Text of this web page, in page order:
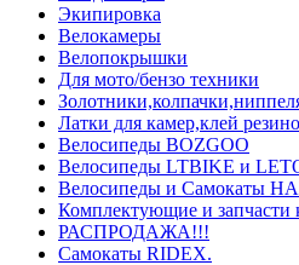
Экипировка
Велокамеры
Велопокрышки
Для мото/бензо техники
Латки для камер,клей
Велосипеды BOZGOO
Велосипеды LTBIKE и
Велосипеды и Самокаты
Комплектующие и запчасти
РАСПРОДАЖА!!!
Самокаты RIDEX.